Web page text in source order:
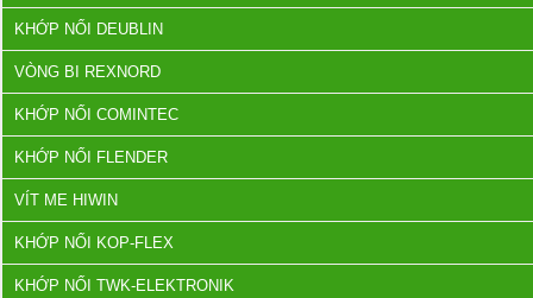
KHỚP NỐI DEUBLIN
VÒNG BI REXNORD
KHỚP NỐI COMINTEC
KHỚP NỐI FLENDER
VÍT ME HIWIN
KHỚP NỐI KOP-FLEX
KHỚP NỐI TWK-ELEKTRONIK